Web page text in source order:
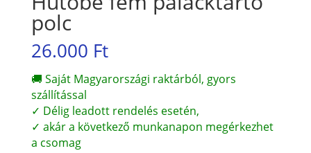
polc
26.000 Ft
🚚 Saját Magyarországi raktárból, gyors
szállítással
✓ Délig leadott rendelés esetén,
✓ akár a következő munkanapon megérkezhet
a csomag